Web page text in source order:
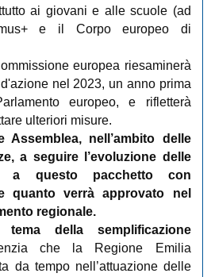
ai giovani e alle scuole (ad
e il Corpo europeo di
europea riesaminerà
nel 2023, un anno prima
europeo, e rifletterà
ulteriori misure.
nell’ambito delle
a seguire l’evoluzione delle
a questo pacchetto con
quanto verrà approvato nel
regionale.
tema della semplificazione
che la Regione Emilia
da tempo nell’attuazione delle